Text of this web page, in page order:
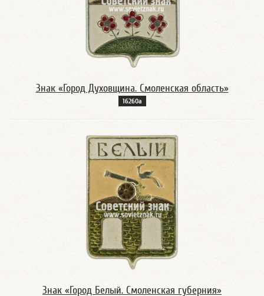
Знак «Город Духовщина. Смоленская область»
16260а
Знак «Город Белый. Смоленская губерния»